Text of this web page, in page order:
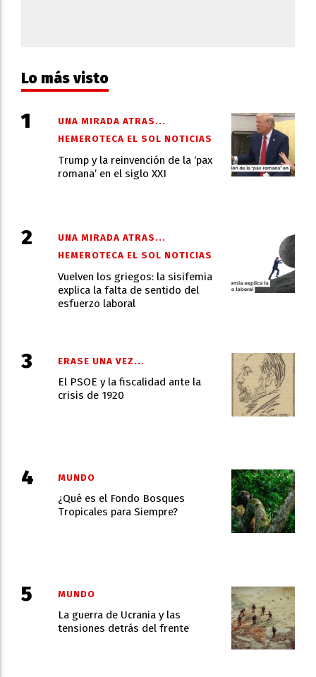
Lo más visto
Trump y la reinvención de la ‘pax
romana’ en el siglo XXI
UNA MIRADA ATRAS...
HEMEROTECA EL SOL NOTICIAS
Vuelven los griegos: la sisifemia
explica la falta de sentido del
esfuerzo laboral
UNA MIRADA ATRAS...
HEMEROTECA EL SOL NOTICIAS
El PSOE y la fiscalidad ante la
crisis de 1920
ERASE UNA VEZ...
¿Qué es el Fondo Bosques
Tropicales para Siempre?
MUNDO
La guerra de Ucrania y las
tensiones detrás del frente
MUNDO